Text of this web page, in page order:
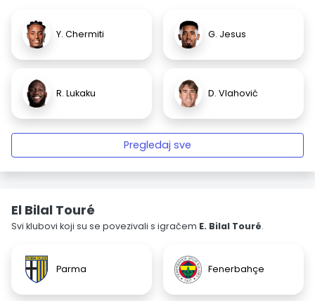
Y. Chermiti G. Jesus
R. Lukaku D. Vlahović
Pregledaj sve
El Bilal Touré
Svi klubovi koji su se povezivali s igračem E. Bilal Touré.
Parma Fenerbahçe